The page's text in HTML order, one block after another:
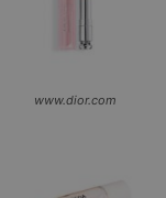
www.dior.com